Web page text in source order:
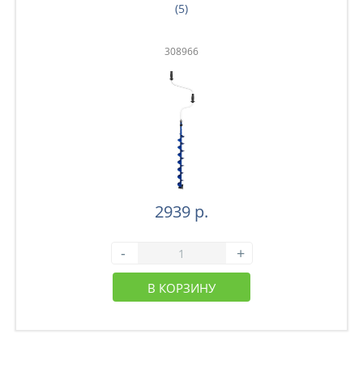
(5)
308966
2939 р.
- +
В КОРЗИНУ